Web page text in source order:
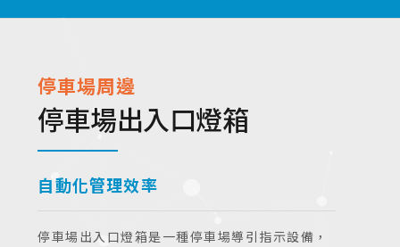
停車場周邊
停車場出入口燈箱
自動化管理效率
停車場出入口燈箱是一種停車場導引指示設備，